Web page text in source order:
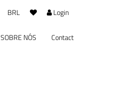
BRL Login
SOBRE NÓS Contact